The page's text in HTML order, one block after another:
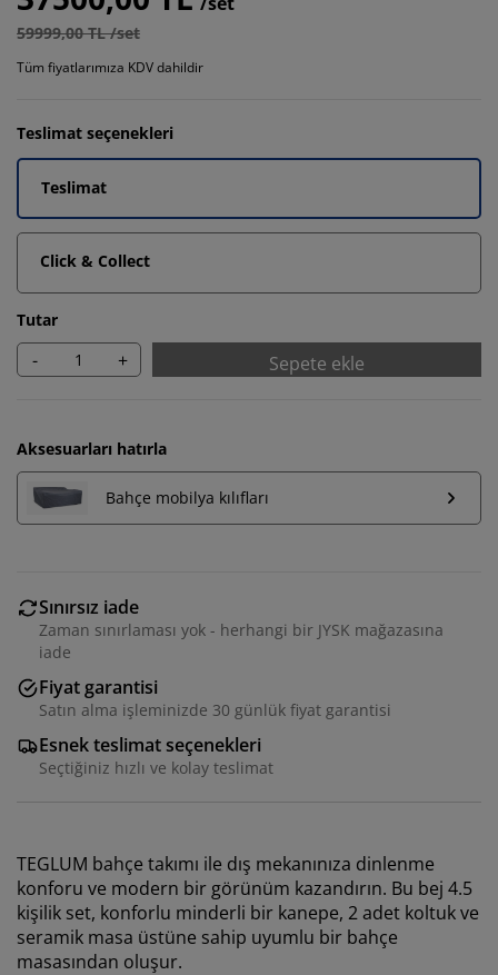
59999,00 TL /set
Tüm fiyatlarımıza KDV dahildir
Teslimat seçenekleri
Teslimat
Click & Collect
Tutar
- + Sepete ekle
Aksesuarları hatırla
Bahçe mobilya kılıfları
Sınırsız iade
Zaman sınırlaması yok - herhangi bir JYSK mağazasına
iade
Fiyat garantisi
Satın alma işleminizde 30 günlük fiyat garantisi
Esnek teslimat seçenekleri
Seçtiğiniz hızlı ve kolay teslimat
TEGLUM bahçe takımı ile dış mekanınıza dinlenme
konforu ve modern bir görünüm kazandırın. Bu bej 4.5
kişilik set, konforlu minderli bir kanepe, 2 adet koltuk ve
seramik masa üstüne sahip uyumlu bir bahçe
masasından oluşur.